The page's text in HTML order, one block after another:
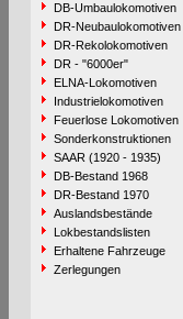
DB-Umbaulokomotiven
DR-Neubaulokomotiven
DR-Rekolokomotiven
DR - "6000er"
ELNA-Lokomotiven
Industrielokomotiven
Feuerlose Lokomotiven
Sonderkonstruktionen
SAAR (1920 - 1935)
DB-Bestand 1968
DR-Bestand 1970
Auslandsbestände
Lokbestandslisten
Erhaltene Fahrzeuge
Zerlegungen